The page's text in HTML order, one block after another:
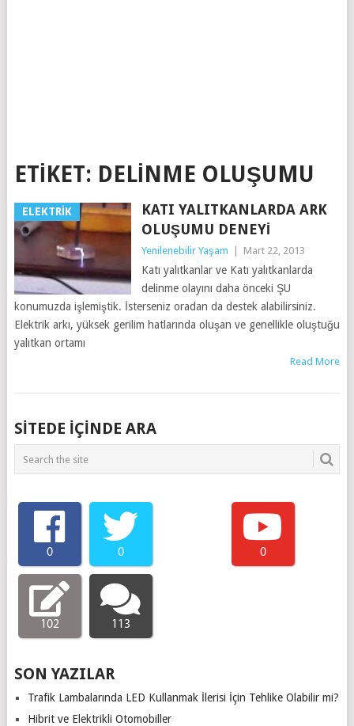
ETIKET: DELINME OLUŞUMU
ELEKTRIK
KATI YALITKANLARDA ARK
OLUŞUMU DENEYI
Yenilenebilir Yaşam Mart 22, 2013
Katı yalıtkanlar ve Katı yalıtkanlarda
delinme olayını daha önceki ŞU
konumuzda işlemiştik. İsterseniz oradan da destek alabilirsiniz.
Elektrik arkı, yüksek gerilim hatlarında oluşan ve genellikle oluştuğu
yalıtkan ortamı
Read More
SITEDE IÇINDE ARA
0 0 0
102 113
SON YAZILAR
Trafik Lambalarında LED Kullanmak İlerisi İçin Tehlike Olabilir mi?
Hibrit ve Elektrikli Otomobiller